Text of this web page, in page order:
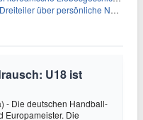
über persönliche Neuanfänge
U18 ist
- Die deutschen Handball-
Europameister. Die